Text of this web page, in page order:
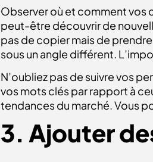
Observer où et comment vos
peut-être découvrir de
pas de copier mais de
sous un angle différent.
N’oubliez pas de suivre vos
vos mots clés par rapport à
tendances du marché. Vous
3. Ajouter